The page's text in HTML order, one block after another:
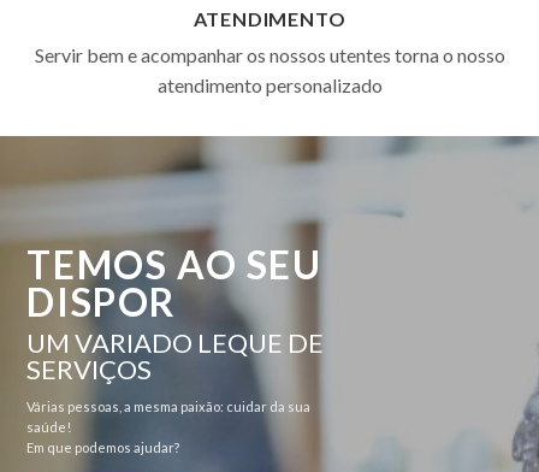
ATENDIMENTO
Servir bem e acompanhar os nossos utentes torna o nosso
atendimento personalizado
TEMOS AO SEU
DISPOR
UM VARIADO LEQUE DE
SERVIÇOS
Várias pessoas, a mesma paixão: cuidar da sua
saúde!
Em que podemos ajudar?